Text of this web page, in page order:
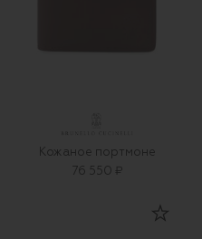
Кожаное портмоне
76 550 ₽